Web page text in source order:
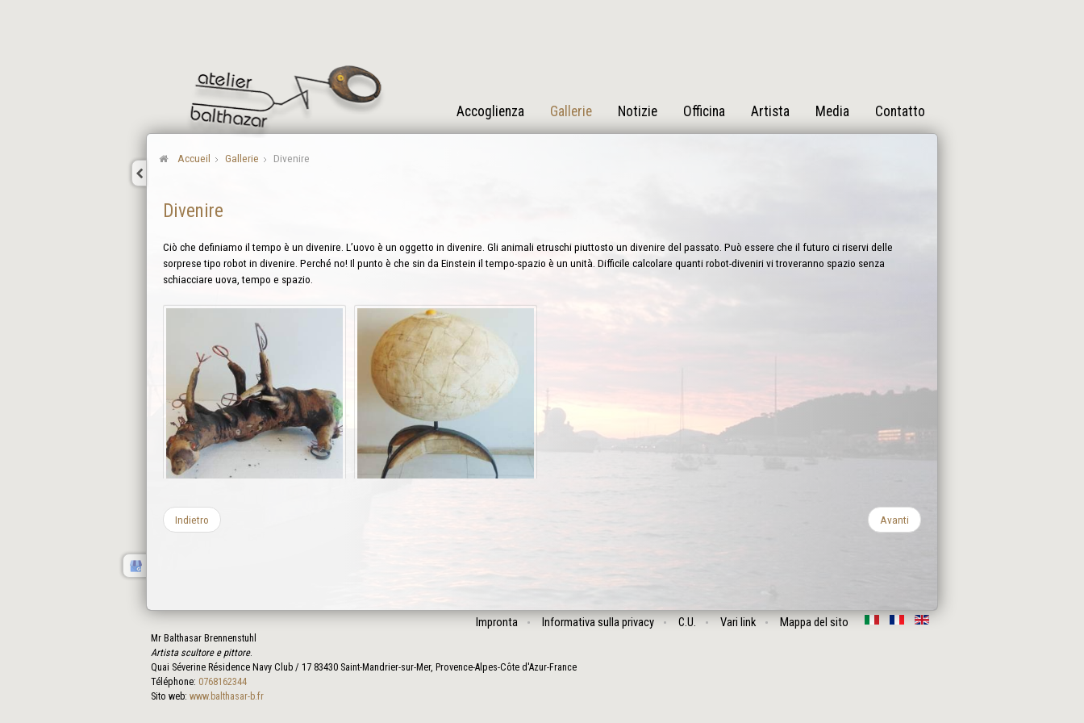
Accoglienza Gallerie Notizie Officina Artista Media Contatto
Accueil Gallerie Divenire
Divenire
Ciò che definiamo il tempo è un divenire. L’uovo è un oggetto in divenire. Gli animali etruschi piuttosto un divenire del passato. Può essere che il futuro ci riservi delle
sorprese tipo robot in divenire. Perché no! Il punto è che sin da Einstein il tempo-spazio è un unità. Difficile calcolare quanti robot-diveniri vi troveranno spazio senza
schiacciare uova, tempo e spazio.
Indietro Avanti
Impronta Informativa sulla privacy C.U. Vari link Mappa del sito
Mr Balthasar Brennenstuhl
Artista scultore e pittore.
Quai Séverine Résidence Navy Club / 17 83430 Saint-Mandrier-sur-Mer, Provence-Alpes-Côte d'Azur-France
Téléphone: 0768162344
Sito web: www.balthasar-b.fr